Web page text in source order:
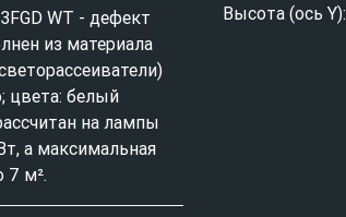
WT - дефект
из материала
цвета: белый
на лампы
а максимальная
7 м².
Высота (ось Y):